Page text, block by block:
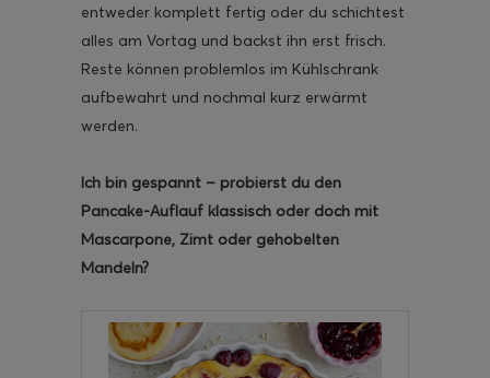
entweder komplett fertig oder du schichtest
alles am Vortag und backst ihn erst frisch.
Reste können problemlos im Kühlschrank
aufbewahrt und nochmal kurz erwärmt
werden.
Ich bin gespannt – probierst du den
Pancake-Auflauf klassisch oder doch mit
Mascarpone, Zimt oder gehobelten
Mandeln?